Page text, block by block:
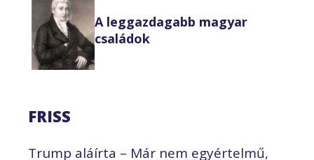
A leggazdagabb magyar
családok
FRISS
Trump aláírta – Már nem egyértelmű,